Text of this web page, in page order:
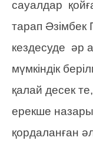
сауалдар
тарап Әзімбек
кездесуде әр
мүмкіндік
қалай десек
ерекше назары
қордаланған